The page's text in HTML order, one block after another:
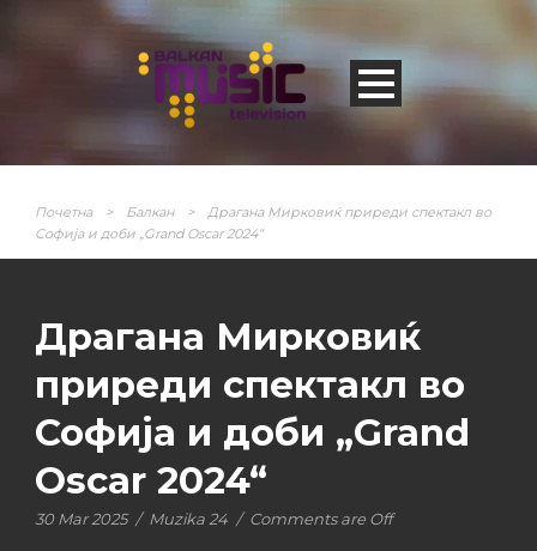
Почетна > Балкан >
Драгана Мирковиќ приреди спектакл во
Софија и доби „Grand Oscar 2024“
Драгана Мирковиќ
приреди спектакл во
Софија и доби „Grand
Oscar 2024“
30 Mar 2025 / Muzika 24 / Comments are Off